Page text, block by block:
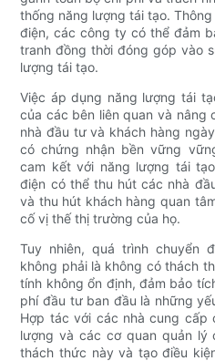
thống năng lượng tái tạo.
điện, các công ty có thể đảm
tranh đồng thời đóng góp vào
lượng tái tạo.
Việc áp dụng năng lượng tái
của các bên liên quan và nâng
nhà đầu tư và khách hàng
có chứng nhận bền vững
cam kết với năng lượng tái
điện có thể thu hút các nhà
và thu hút khách hàng quan
cố vị thế thị trường của họ.
Tuy nhiên, quá trình chuyển
không phải là không có thách
tính không ổn định, đảm bảo
phí đầu tư ban đầu là những
Hợp tác với các nhà cung cấp
lượng và các cơ quan quản
thách thức này và tạo điều